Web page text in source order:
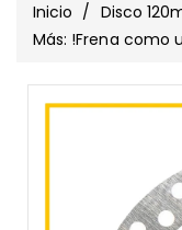
Inicio / Disco
Más: !Frena como
A La